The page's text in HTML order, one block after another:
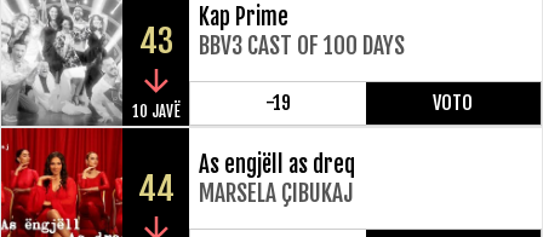
43
10 JAVË
Kap Prime
BBV3 CAST OF 100 DAYS
-19 VOTO
44
As engjëll as dreq
MARSELA ÇIBUKAJ